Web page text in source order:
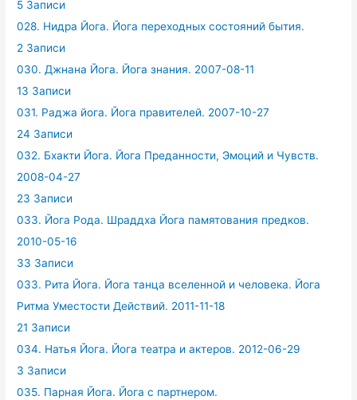
5 Записи
028. Нидра Йога. Йога переходных состояний бытия.
2 Записи
030. Джнана Йога. Йога знания. 2007-08-11
13 Записи
031. Раджа йога. Йога правителей. 2007-10-27
24 Записи
032. Бхакти Йога. Йога Преданности, Эмоций и Чувств.
2008-04-27
23 Записи
033. Йога Рода. Шраддха Йога памятования предков.
2010-05-16
33 Записи
033. Рита Йога. Йога танца вселенной и человека. Йога
Ритма Уместости Действий. 2011-11-18
21 Записи
034. Натья Йога. Йога театра и актеров. 2012-06-29
3 Записи
035. Парная Йога. Йога с партнером.